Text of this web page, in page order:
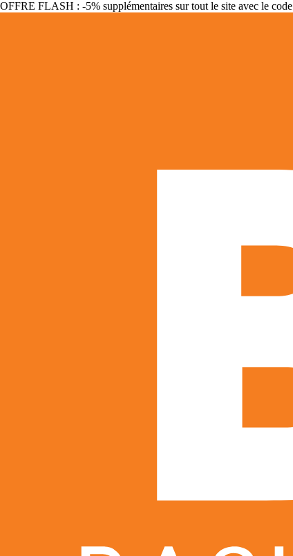
OFFRE FLASH : -5% supplémentaires sur tout le site avec le code